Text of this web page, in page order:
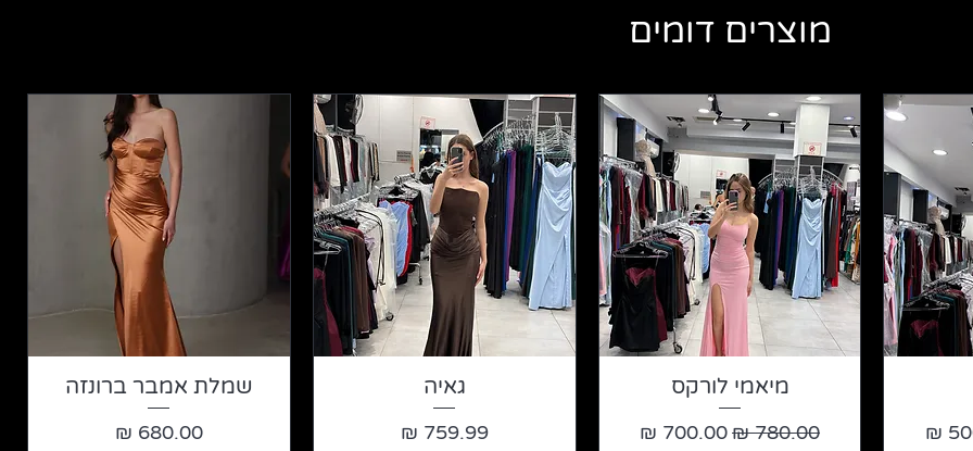
מוצרים דומים
מבצע
מיאמי לורקס
מחיר רגיל מחיר מבצע
גאיה
מחיר‏759.99 ‏₪
שמלת אמבר ברונזה
מחיר‏680.00 ‏₪